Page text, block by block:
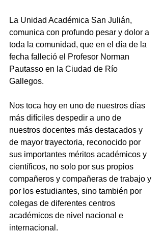
La Unidad Académica San Julián,
comunica con profundo pesar y dolor a
toda la comunidad, que en el día de la
fecha falleció el Profesor Norman
Pautasso en la Ciudad de Río
Gallegos.
Nos toca hoy en uno de nuestros días
más difíciles despedir a uno de
nuestros docentes más destacados y
de mayor trayectoria, reconocido por
sus importantes méritos académicos y
científicos, no solo por sus propios
compañeros y compañeras de trabajo y
por los estudiantes, sino también por
colegas de diferentes centros
académicos de nivel nacional e
internacional.